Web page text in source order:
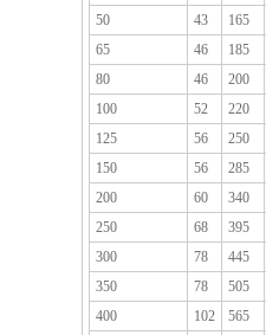
50
43
165
65
46
185
80
46
200
100
52
220
125
56
250
150
56
285
200
60
340
250
68
395
300
78
445
350
78
505
400
102
565